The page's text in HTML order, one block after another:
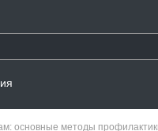
основные методы